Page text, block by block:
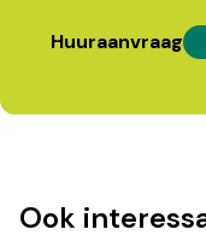
Huuraanvraag
Ook